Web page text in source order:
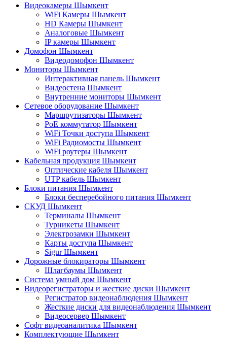
Видеокамеры Шымкент
WiFi Камеры Шымкент
HD Камеры Шымкент
Аналоговые Шымкент
IP камеры Шымкент
Домофон Шымкент
Видеодомофон Шымкент
Мониторы Шымкент
Интерактивная панель Шымкент
Видеостена Шымкент
Внутренние мониторы Шымкент
Сетевое оборудование Шымкент
Маршрутизаторы Шымкент
PoE коммутатор Шымкент
WiFi Точки доступа Шымкент
WiFi Радиомосты Шымкент
WiFi роутеры Шымкент
Кабельная продукция Шымкент
Оптические кабеля Шымкент
UTP кабель Шымкент
Блоки питания Шымкент
Блоки бесперебойного питания Шымкент
СКУД Шымкент
Терминалы Шымкент
Турникеты Шымкент
Электрозамки Шымкент
Карты доступа Шымкент
Sigur Шымкент
Дорожные блокираторы Шымкент
Шлагбаумы Шымкент
Система умный дом Шымкент
Видеорегистраторы и жесткие диски Шымкент
Регистратор видеонаблюдения Шымкент
Жесткие диски для видеонаблюдения Шымкент
Видеосервер Шымкент
Софт видеоаналитика Шымкент
Комплектующие Шымкент